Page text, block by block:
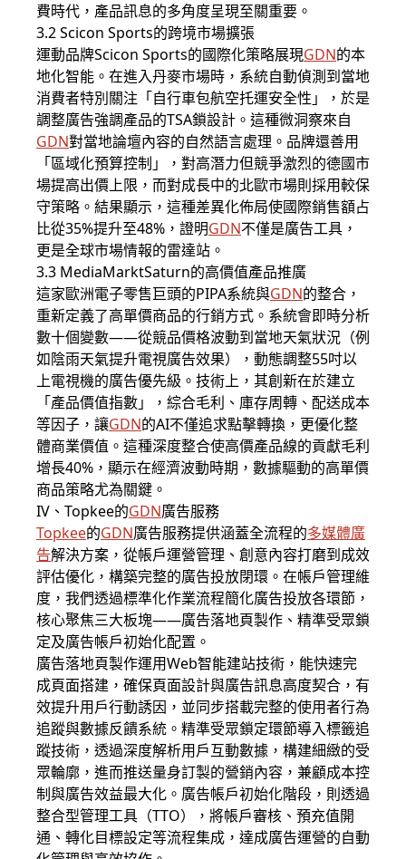
費時代，產品訊息的多角度呈現至關重要。
3.2 Scicon Sports的跨境市場擴張
運動品牌Scicon Sports的國際化策略展現GDN的本
地化智能。在進入丹麥市場時，系統自動偵測到當地
消費者特別關注「自行車包航空托運安全性」，於是
調整廣告強調產品的TSA鎖設計。這種微洞察來自
GDN對當地論壇內容的自然語言處理。品牌還善用
「區域化預算控制」，對高潛力但競爭激烈的德國市
場提高出價上限，而對成長中的北歐市場則採用較保
守策略。結果顯示，這種差異化佈局使國際銷售額占
比從35%提升至48%，證明GDN不僅是廣告工具，
更是全球市場情報的雷達站。
3.3 MediaMarktSaturn的高價值產品推廣
這家歐洲電子零售巨頭的PIPA系統與GDN的整合，
重新定義了高單價商品的行銷方式。系統會即時分析
數十個變數——從競品價格波動到當地天氣狀況（例
如陰雨天氣提升電視廣告效果），動態調整55吋以
上電視機的廣告優先級。技術上，其創新在於建立
「產品價值指數」，綜合毛利、庫存周轉、配送成本
等因子，讓GDN的AI不僅追求點擊轉換，更優化整
體商業價值。這種深度整合使高價產品線的貢獻毛利
增長40%，顯示在經濟波動時期，數據驅動的高單價
商品策略尤為關鍵。
IV、Topkee的GDN廣告服務
Topkee的GDN廣告服務提供涵蓋全流程的多媒體廣
告解決方案，從帳戶運營管理、創意內容打磨到成效
評估優化，構築完整的廣告投放閉環。在帳戶管理維
度，我們透過標準化作業流程簡化廣告投放各環節，
核心聚焦三大板塊——廣告落地頁製作、精準受眾鎖
定及廣告帳戶初始化配置。
廣告落地頁製作運用Web智能建站技術，能快速完
成頁面搭建，確保頁面設計與廣告訊息高度契合，有
效提升用戶行動誘因，並同步搭載完整的使用者行為
追蹤與數據反饋系統。精準受眾鎖定環節導入標籤追
蹤技術，透過深度解析用戶互動數據，構建細緻的受
眾輪廓，進而推送量身訂製的營銷內容，兼顧成本控
制與廣告效益最大化。廣告帳戶初始化階段，則透過
整合型管理工具（TTO），將帳戶審核、預充值開
通、轉化目標設定等流程集成，達成廣告運營的自動